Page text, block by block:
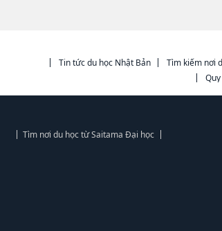
Tin tức du học Nhật Bản Tìm kiếm nơi
Tìm nơi du học từ Saitama Đại học